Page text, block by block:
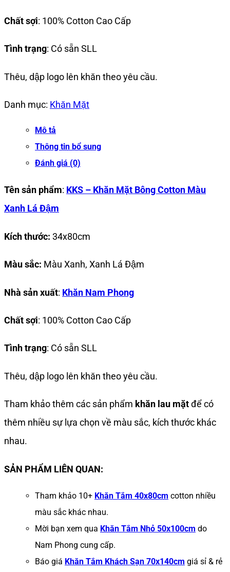
Chất sợi: 100% Cotton Cao Cấp
Tình trạng: Có sẵn SLL
Thêu, dập logo lên khăn theo yêu cầu.
Danh mục: Khăn Mặt
Mô tả
Thông tin bổ sung
Đánh giá (0)
Tên sản phẩm: KKS – Khăn Mặt Bông Cotton Màu
Xanh Lá Đậm
Kích thước: 34x80cm
Màu sắc: Màu Xanh, Xanh Lá Đậm
Nhà sản xuất: Khăn Nam Phong
Chất sợi: 100% Cotton Cao Cấp
Tình trạng: Có sẵn SLL
Thêu, dập logo lên khăn theo yêu cầu.
Tham khảo thêm các sản phẩm khăn lau mặtđể có
thêm nhiều sự lựa chọn về màu sắc, kích thước khác
nhau.
SẢN PHẨM LIÊN QUAN:
Tham khảo 10+ Khăn Tắm 40x80cm cotton nhiều
màu sắc khác nhau.
Mời bạn xem qua Khăn Tắm Nhỏ 50x100cm do
Nam Phong cung cấp.
Báo giá Khăn Tắm Khách Sạn 70x140cm giá sỉ & rẻ